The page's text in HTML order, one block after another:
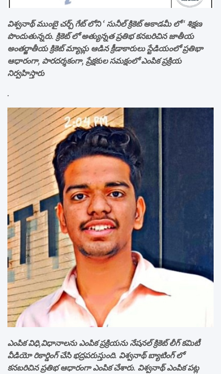
విశ్వనాథ్ ముంబై చర్చ్ గేట్ లోని ‘ సునీల్ క్రికెట్ అకాడమీ లో ‘ శిక్షణ
పొందుతున్నరు. క్రికెట్ లో అత్యున్నత ప్రతిభ కనబరిచిన జాతీయ
అంతర్జాతీయ క్రికెట్ మ్యాచ్లు ఆడిన క్రీడాకారులు స్టేడియంలో ప్రతిభా
ఆధారంగా, పారదర్శకంగా, ప్రేక్షకుల సమక్షంలో ఎంపిక ప్రక్రియ
నిర్వహిస్తారు
.
ఎంపిక విధి,విధానాలను ఎంపిక ప్రక్రియను నేషనల్ క్రికెట్ లీగ్ కమిటీ
వీడియో రికార్డింగ్ చేసి భద్రపరుస్తుంది. విశ్వనాథ్ బ్యాటింగ్ లో
కనబరిచిన ప్రతిభ ఆధారంగా ఎంపిక చేశారు. విశ్వనాథ్ ఎంపిక పట్ల